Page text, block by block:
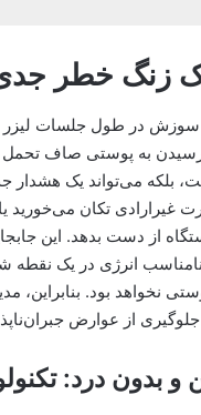
یک زنگ خطر
در طول جلسات لیزر
به پوستی صاف
بلکه می‌تواند یک
تکان می‌خورید
از دست بدهد. این
انرژی در یک نقطه
نخواهد بود. بنابراین،
از عوارض
و بدون درد: